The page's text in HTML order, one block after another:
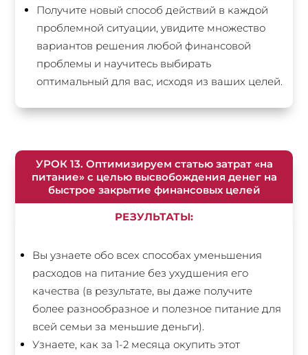
Получите новый способ действий в каждой
проблемной ситуации, увидите множество
вариантов решения любой финансовой
проблемы и научитесь выбирать
оптимальный для вас, исходя из ваших целей.
УРОК 13. Оптимизируем статью затрат «на
питание» с целью высвобождения денег на
быстрое закрытие финансовых целей
РЕЗУЛЬТАТЫ:
Вы узнаете обо всех способах уменьшения
расходов на питание без ухудшения его
качества (в результате, вы даже получите
более разнообразное и полезное питание для
всей семьи за меньшие деньги).
Узнаете, как за 1-2 месяца окупить этот